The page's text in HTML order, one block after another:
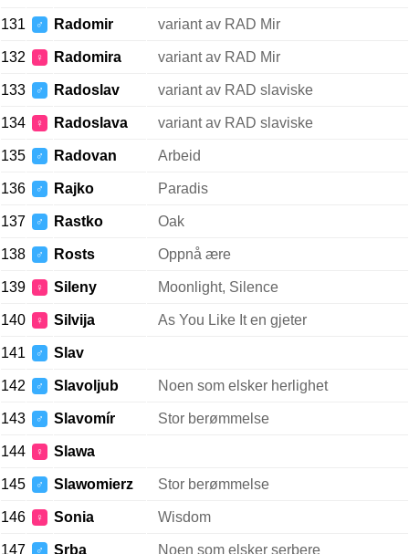
131 ♂ Radomir variant av RAD Mir
132 ♀ Radomira variant av RAD Mir
133 ♂ Radoslav variant av RAD slaviske
134 ♀ Radoslava variant av RAD slaviske
135 ♂ Radovan Arbeid
136 ♂ Rajko Paradis
137 ♂ Rastko Oak
138 ♂ Rosts Oppnå ære
139 ♀ Sileny Moonlight, Silence
140 ♀ Silvija As You Like It en gjeter
141 ♂ Slav
142 ♂ Slavoljub Noen som elsker herlighet
143 ♂ Slavomír Stor berømmelse
144 ♀ Slawa
145 ♂ Slawomierz Stor berømmelse
146 ♀ Sonia Wisdom
147 ♂ Srba Noen som elsker serbere